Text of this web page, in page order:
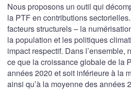
Nous proposons un outil qui
la PTF en contributions
facteurs structurels – la
la population et les politiques
impact respectif. Dans l’ensemble,
ce que la croissance globale de la
années 2020 et soit inférieure à la
ainsi qu’à la moyenne des années